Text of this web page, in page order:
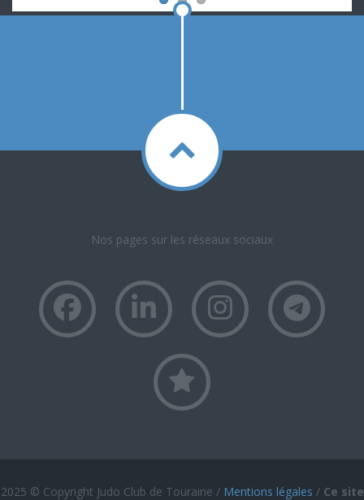
Nos pages sur les réseaux sociaux
2025 © Copyright Judo Club de Touraine / Mentions légales / Ce site